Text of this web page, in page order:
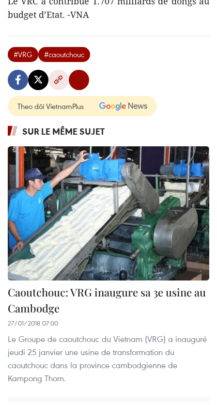
budget d’Etat. -VNA
#VRG #caoutchouc
Theo dõi VietnamPlus
SUR LE MÊME SUJET
Caoutchouc: VRG inaugure sa 3e usine au
Cambodge
27/01/2018 07:00
Le ​Groupe ​de caoutchouc du Vietnam (VRG) a inauguré
jeudi ​25 janvier une usine de transformation du
caoutchouc dans la province cambodgienne de
Kampong Thom.